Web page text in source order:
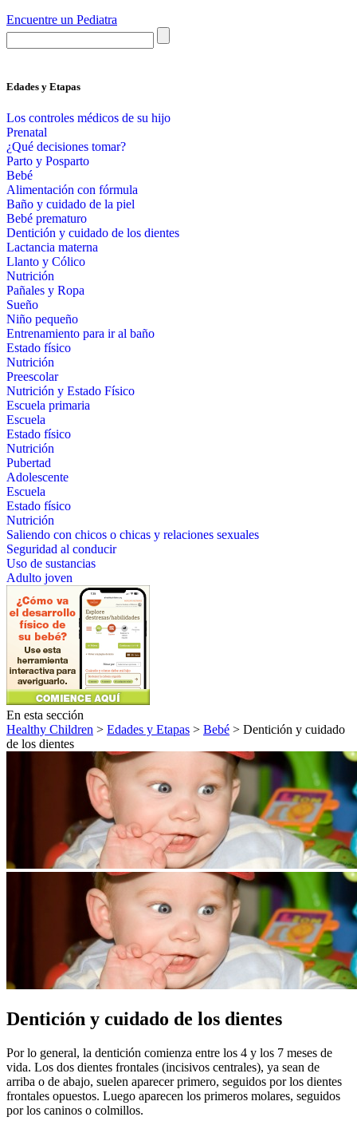
Encuentre un Pediatra
Edades y Etapas
Los controles médicos de su hijo
Prenatal
¿Qué decisiones tomar?
Parto y Posparto
Bebé
Alimentación con fórmula
Baño y cuidado de la piel
Bebé prematuro
Dentición y cuidado de los dientes
Lactancia materna
Llanto y Cólico
Nutrición
Pañales y Ropa
Sueño
Niño pequeño
Entrenamiento para ir al baño
Estado físico
Nutrición
Preescolar
Nutrición y Estado Físico
Escuela primaria
Escuela
Estado físico
Nutrición
Pubertad
Adolescente
Escuela
Estado físico
Nutrición
Saliendo con chicos o chicas y relaciones sexuales
Seguridad al conducir
Uso de sustancias
Adulto joven
En esta sección
Healthy Children > Edades y Etapas > Bebé > Dentición y cuidado
de los dientes
Dentición y cuidado de los dientes
​Por lo general, la dentición comienza entre los 4 y los 7 meses de
vida. Los dos dientes frontales (incisivos centrales), ya sean de
arriba o de abajo, suelen aparecer primero, seguidos por los dientes
frontales opuestos. Luego aparecen los primeros molares, seguidos
por los caninos o colmillos.